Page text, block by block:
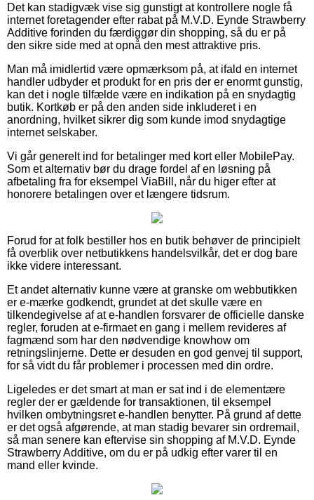
Det kan stadigvæk vise sig gunstigt at kontrollere nogle få
internet foretagender efter rabat på M.V.D. Eynde Strawberry
Additive forinden du færdiggør din shopping, så du er på
den sikre side med at opnå den mest attraktive pris.
Man må imidlertid være opmærksom på, at ifald en internet
handler udbyder et produkt for en pris der er enormt gunstig,
kan det i nogle tilfælde være en indikation på en snydagtig
butik. Kortkøb er på den anden side inkluderet i en
anordning, hvilket sikrer dig som kunde imod snydagtige
internet selskaber.
Vi går generelt ind for betalinger med kort eller MobilePay.
Som et alternativ bør du drage fordel af en løsning på
afbetaling fra for eksempel ViaBill, når du higer efter at
honorere betalingen over et længere tidsrum.
Forud for at folk bestiller hos en butik behøver de principielt
få overblik over netbutikkens handelsvilkår, det er dog bare
ikke videre interessant.
Et andet alternativ kunne være at granske om webbutikken
er e-mærke godkendt, grundet at det skulle være en
tilkendegivelse af at e-handlen forsvarer de officielle danske
regler, foruden at e-firmaet en gang i mellem revideres af
fagmænd som har den nødvendige knowhow om
retningslinjerne. Dette er desuden en god genvej til support,
for så vidt du får problemer i processen med din ordre.
Ligeledes er det smart at man er sat ind i de elementære
regler der er gældende for transaktionen, til eksempel
hvilken ombytningsret e-handlen benytter. På grund af dette
er det også afgørende, at man stadig bevarer sin ordremail,
så man senere kan eftervise sin shopping af M.V.D. Eynde
Strawberry Additive, om du er på udkig efter varer til en
mand eller kvinde.